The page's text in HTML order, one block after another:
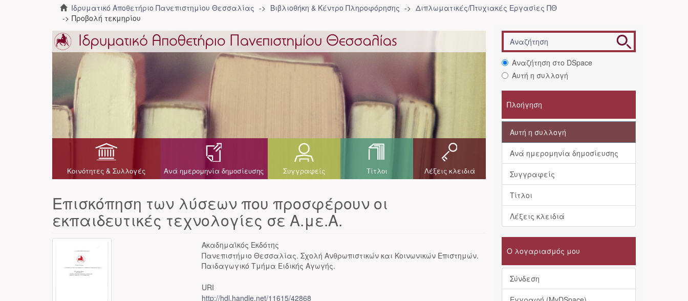
Ιδρυματικό Αποθετήριο Πανεπιστημίου Θεσσαλίας Βιβλιοθήκη & Κέντρο Πληροφόρησης
Διπλωματικές/Πτυχιακές Εργασίες ΠΘ
Προβολή τεκμηρίου
Κοινότητες & Συλλογές Ανά ημερομηνία δημοσίευσης Συγγραφείς Τίτλοι Λέξεις κλειδιά
Επισκόπηση των λύσεων που προσφέρουν οι
εκπαιδευτικές τεχνολογίες σε Α.με.Α.
Ακαδημαϊκός Εκδότης
Πανεπιστήμιο Θεσσαλίας. Σχολή Ανθρωπιστικών και Κοινωνικών Επιστημών.
Παιδαγωγικό Τμήμα Ειδικής Αγωγής.
URI
http://hdl.handle.net/11615/42868
Αναζήτηση στο DSpace
Αυτή η συλλογή
Πλοήγηση
Αυτή η συλλογή
Ανά ημερομηνία δημοσίευσης
Συγγραφείς
Τίτλοι
Λέξεις κλειδιά
Ο λογαριασμός μου
Σύνδεση